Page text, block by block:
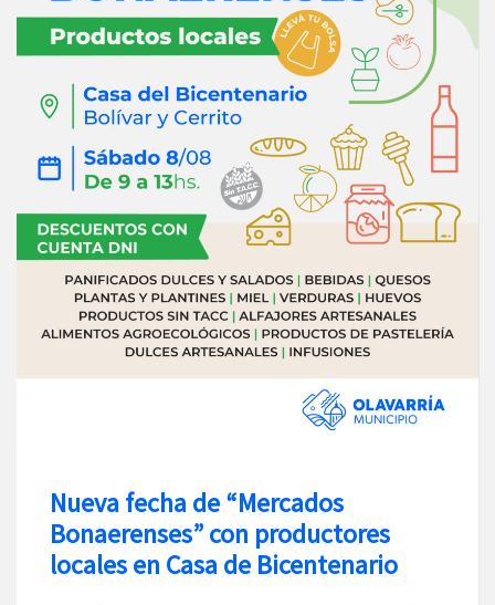
Nueva fecha de “Mercados
Bonaerenses” con productores
locales en Casa de Bicentenario